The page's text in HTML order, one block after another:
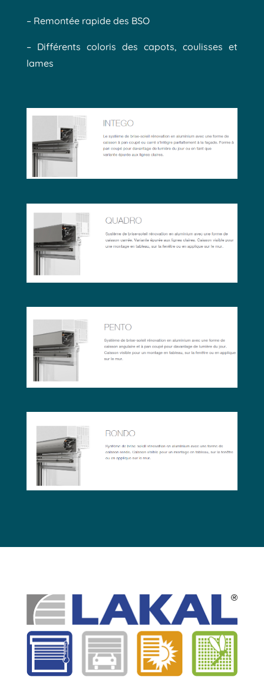
– Remontée rapide des BSO
– Différents coloris des capots, coulisses et
lames